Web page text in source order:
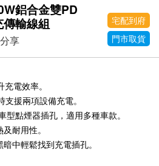
鋁合金雙PD
輸線組
宅配到府
門市取貨
分享
電效率。
援兩項設備充電。
型點煙器插孔，適用多種車款。
耐用性。
中輕鬆找到充電插孔。